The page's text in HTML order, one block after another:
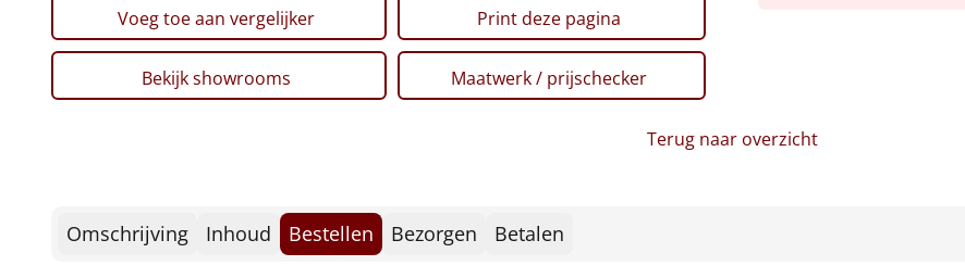
Voeg toe aan vergelijker Print deze pagina
Bekijk showrooms Maatwerk / prijschecker
Terug naar overzicht
Omschrijving Inhoud Bestellen Bezorgen Betalen